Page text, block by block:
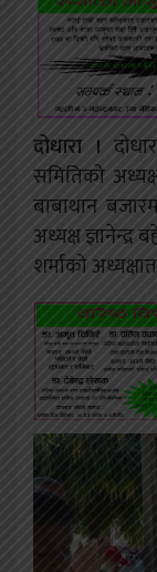
दोधारा ।
समितिको
बाबाथान
अध्यक्ष
शर्माको